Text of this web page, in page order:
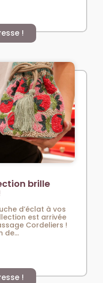
!
brille
d’éclat à vos
est arrivée
Cordeliers !
de...
!